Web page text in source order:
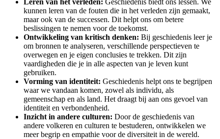
kunnen leren van de fouten die in het verleden zijn gemaakt,
maar ook van de successen. Dit helpt ons om betere
beslissingen te nemen voor de toekomst.
Ontwikkeling van kritisch denken: Bij geschiedenis leer je
om bronnen te analyseren, verschillende perspectieven te
overwegen en je eigen conclusies te trekken. Dit zijn
vaardigheden die je in alle aspecten van je leven kunt
gebruiken.
Vorming van identiteit: Geschiedenis helpt ons te begrijpen
waar we vandaan komen, zowel als individu, als
gemeenschap en als land. Het draagt bij aan ons gevoel van
identiteit en verbondenheid.
Inzicht in andere culturen: Door de geschiedenis van
andere volkeren en culturen te bestuderen, ontwikkelen we
meer begrip en empathie voor de diversiteit in de wereld.